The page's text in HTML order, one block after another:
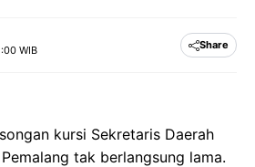
WIB Share
kursi Sekretaris Daerah
tak berlangsung lama.